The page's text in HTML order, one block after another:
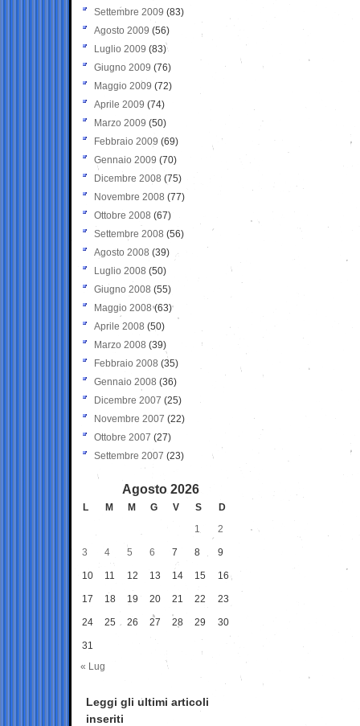
Settembre 2009 (83)
Agosto 2009 (56)
Luglio 2009 (83)
Giugno 2009 (76)
Maggio 2009 (72)
Aprile 2009 (74)
Marzo 2009 (50)
Febbraio 2009 (69)
Gennaio 2009 (70)
Dicembre 2008 (75)
Novembre 2008 (77)
Ottobre 2008 (67)
Settembre 2008 (56)
Agosto 2008 (39)
Luglio 2008 (50)
Giugno 2008 (55)
Maggio 2008(63)
Aprile 2008 (50)
Marzo 2008 (39)
Febbraio 2008 (35)
Gennaio 2008 (36)
Dicembre 2007 (25)
Novembre 2007 (22)
Ottobre 2007 (27)
Settembre 2007 (23)
Agosto 2026
L M M G V S
D
1
2
3 4 5 6 7 8 9
10 11 12 13 14 15 16
17 18 19 20 21 22 23
24 25 26 27 28 29 30
31
« Lug
Leggi gli ultimi articoli
inseriti